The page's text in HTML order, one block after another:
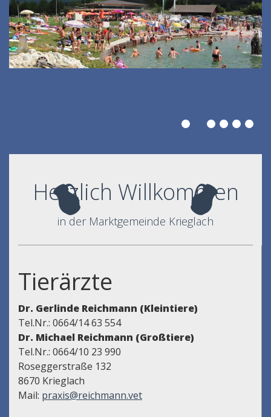
Herzlich Willkommen
in der Marktgemeinde Krieglach
Tierärzte
Dr. Gerlinde Reichmann (Kleintiere)
Tel.Nr.: 0664/14 63 554
Dr. Michael Reichmann (Großtiere)
Tel.Nr.: 0664/10 23 990
Roseggerstraße 132
8670 Krieglach
Mail: praxis@reichmann.vet